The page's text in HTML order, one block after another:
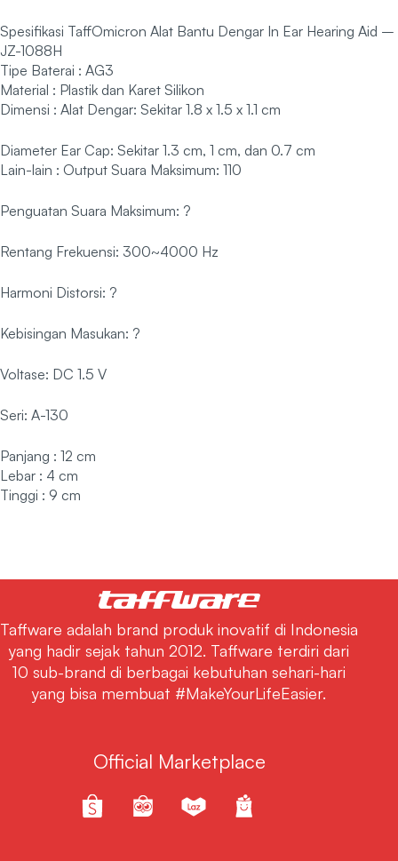
Spesifikasi TaffOmicron Alat Bantu Dengar In Ear Hearing Aid –
JZ-1088H
Tipe Baterai : AG3
Material : Plastik dan Karet Silikon
Dimensi : Alat Dengar: Sekitar 1.8 x 1.5 x 1.1 cm
Diameter Ear Cap: Sekitar 1.3 cm, 1 cm, dan 0.7 cm
Lain-lain : Output Suara Maksimum: 110
Penguatan Suara Maksimum: ?
Rentang Frekuensi: 300~4000 Hz
Harmoni Distorsi: ?
Kebisingan Masukan: ?
Voltase: DC 1.5 V
Seri: A-130
Panjang : 12 cm
Lebar : 4 cm
Tinggi : 9 cm
Taffware adalah brand produk inovatif di Indonesia
yang hadir sejak tahun 2012. Taffware terdiri dari
10 sub-brand di berbagai kebutuhan sehari-hari
yang bisa membuat #MakeYourLifeEasier.
Official Marketplace